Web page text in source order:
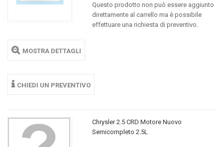
Questo prodotto non può essere aggiunto
direttamente al carrello ma è possibile
effettuare una richiesta di preventivo.
MOSTRA DETTAGLI
CHIEDI UN PREVENTIVO
Chrysler 2.5 CRD Motore Nuovo
Semicompleto 2.5L